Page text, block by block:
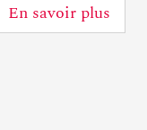
En savoir plus